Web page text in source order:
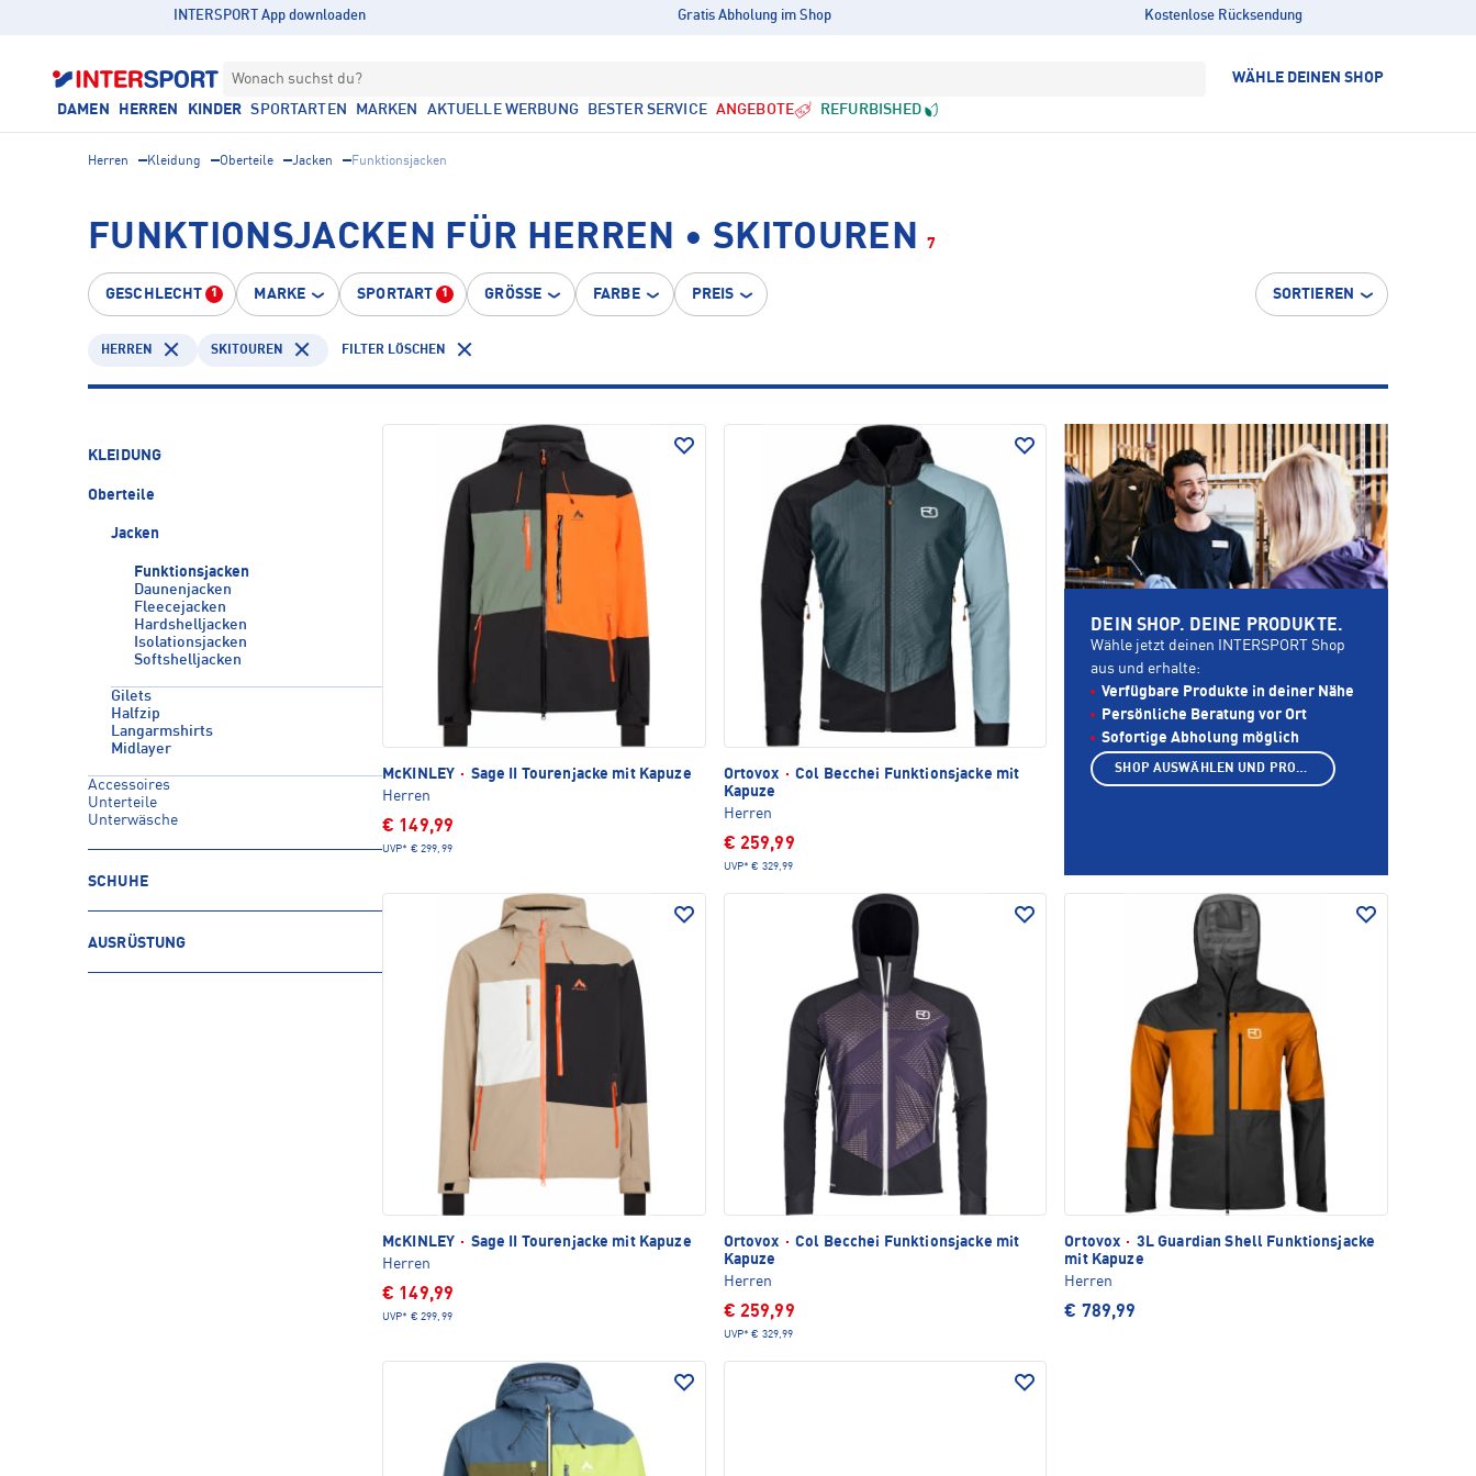
INTERSPORT App downloaden Gratis Abholung im Shop Kostenlose Rücksendung
Wonach suchst du? WÄHLE DEINEN SHOP
DAMEN HERREN KINDER SPORTARTEN MARKEN AKTUELLE WERBUNG BESTER SERVICE ANGEBOTE REFURBISHED
Herren Kleidung Oberteile Jacken Funktionsjacken
FUNKTIONSJACKEN FÜR HERREN • SKITOUREN 7
GESCHLECHT 1 MARKE SPORTART 1 GRÖSSE FARBE PREIS SORTIEREN
HERREN SKITOUREN FILTER LÖSCHEN
KLEIDUNG
Oberteile
Jacken
Funktionsjacken
Daunenjacken
Fleecejacken
Hardshelljacken
Isolationsjacken
Softshelljacken
Gilets
Halfzip
Langarmshirts
Midlayer
Accessoires
Unterteile
Unterwäsche
SCHUHE
AUSRÜSTUNG
McKINLEY · Sage II Tourenjacke mit Kapuze
Herren
€ 149,99
UVP* € 299,99
Ortovox · Col Becchei Funktionsjacke mit
Kapuze
Herren
€ 259,99
UVP* € 329,99
McKINLEY · Sage II Tourenjacke mit Kapuze
Herren
€ 149,99
UVP* € 299,99
Ortovox · Col Becchei Funktionsjacke mit
Kapuze
Herren
€ 259,99
UVP* € 329,99
Ortovox · 3L Guardian Shell Funktionsjacke
mit Kapuze
Herren
€ 789,99
DEIN SHOP. DEINE PRODUKTE.
Wähle jetzt deinen INTERSPORT Shop
aus und erhalte:
Verfügbare Produkte in deiner Nähe
Persönliche Beratung vor Ort
Sofortige Abholung möglich
SHOP AUSWÄHLEN UND PRODUKTE ANZEIGEN